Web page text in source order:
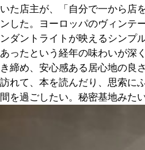
いた店主が、「自分で一から店
ンした。ヨーロッパのヴィンテ
ンダントライトが映えるシンプ
あったという経年の味わいが深
き締め、安心感ある居心地の良
訪れて、本を読んだり、思索に
間を過ごしたい。秘密基地みた